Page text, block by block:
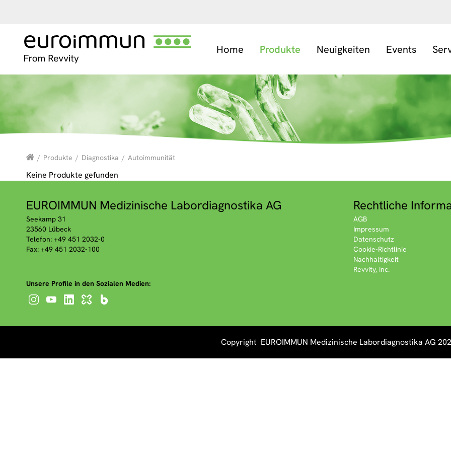
Home Produkte Neuigkeiten Events
/ Produkte / Diagnostika / Autoimmunität
Keine Produkte gefunden
EUROIMMUN Medizinische Labordiagnostika AG
Seekamp 31
23560 Lübeck
Telefon: +49 451 2032-0
Fax: +49 451 2032-100
Rechtliche
AGB
Impressum
Datenschutz
Cookie-Richtlinie
Nachhaltigkeit
Revvity, Inc.
Unsere Profile in den Sozialen Medien:
Copyright EUROIMMUN Medizinische Labordiagnostika AG